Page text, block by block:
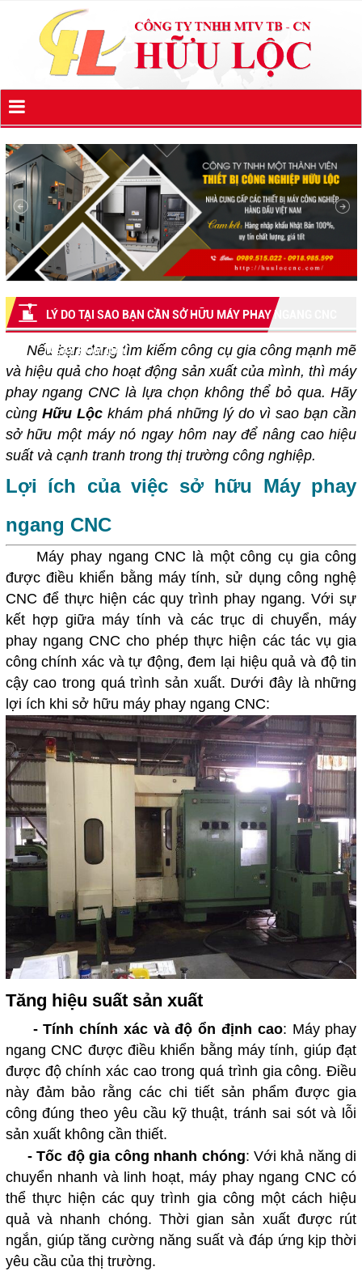
LÝ DO TẠI SAO BẠN CẦN SỞ HỮU MÁY PHAY NGANG CNC
NGAY HÔM NAY
Nếu bạn đang tìm kiếm công cụ gia công mạnh mẽ
và hiệu quả cho hoạt động sản xuất của mình, thì máy
phay ngang CNC là lựa chọn không thể bỏ qua. Hãy
cùng Hữu Lộckhám phá những lý do vì sao bạn cần
sở hữu một máy nó ngay hôm nay để nâng cao hiệu
suất và cạnh tranh trong thị trường công nghiệp.
Lợi ích của việc sở hữu Máy phay
ngang CNC
Máy phay ngang CNC là một công cụ gia công
được điều khiển bằng máy tính, sử dụng công nghệ
CNC để thực hiện các quy trình phay ngang. Với sự
kết hợp giữa máy tính và các trục di chuyển, máy
phay ngang CNC cho phép thực hiện các tác vụ gia
công chính xác và tự động, đem lại hiệu quả và độ tin
cậy cao trong quá trình sản xuất. Dưới đây là những
lợi ích khi sở hữu máy phay ngang CNC:
Tăng hiệu suất sản xuất
-Tính chính xác và độ ổn định cao: Máy phay
ngang CNC được điều khiển bằng máy tính, giúp đạt
được độ chính xác cao trong quá trình gia công. Điều
này đảm bảo rằng các chi tiết sản phẩm được gia
công đúng theo yêu cầu kỹ thuật, tránh sai sót và lỗi
sản xuất không cần thiết.
-Tốc độ gia công nhanh chóng: Với khả năng di
chuyển nhanh và linh hoạt, máy phay ngang CNC có
thể thực hiện các quy trình gia công một cách hiệu
quả và nhanh chóng. Thời gian sản xuất được rút
ngắn, giúp tăng cường năng suất và đáp ứng kịp thời
yêu cầu của thị trường.